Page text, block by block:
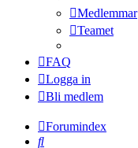
Medlemmar
Teamet
FAQ
Logga in
Bli medlem
Forumindex
Sök